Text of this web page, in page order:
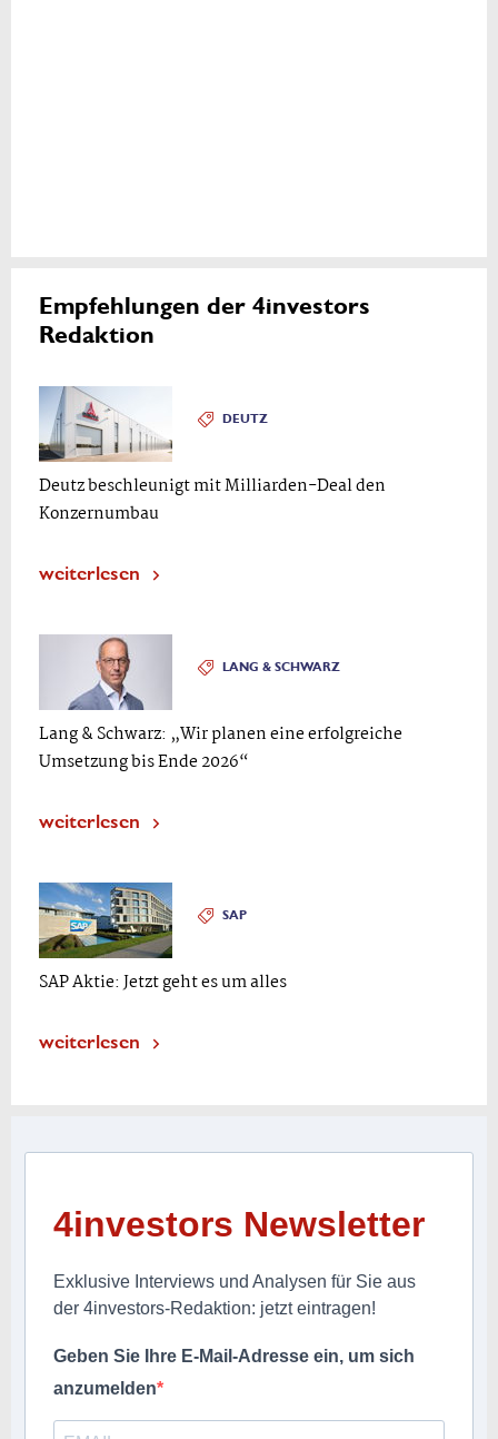
Empfehlungen der 4investors
Redaktion
DEUTZ
Deutz beschleunigt mit Milliarden-Deal den
Konzernumbau
weiterlesen
LANG & SCHWARZ
Lang & Schwarz: „Wir planen eine erfolgreiche
Umsetzung bis Ende 2026“
weiterlesen
SAP
SAP Aktie: Jetzt geht es um alles
weiterlesen
4investors Newsletter
Exklusive Interviews und Analysen für Sie aus
der 4investors-Redaktion: jetzt eintragen!
Geben Sie Ihre E-Mail-Adresse ein, um sich
anzumelden